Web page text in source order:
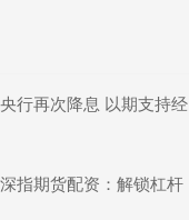
行再次降息 以期支持经
指期货配资：解锁杠杆